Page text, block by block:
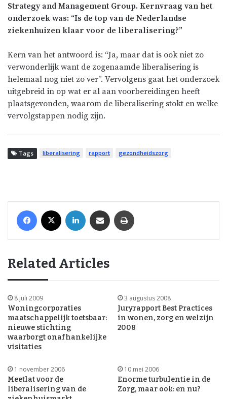
Strategy and Management Group. Kernvraag van het
onderzoek was: “Is de top van de Nederlandse
ziekenhuizen klaar voor de liberalisering?”
Kern van het antwoord is: “Ja, maar dat is ook niet zo
verwonderlijk want de zogenaamde liberalisering is
helemaal nog niet zo ver”. Vervolgens gaat het onderzoek
uitgebreid in op wat er al aan voorbereidingen heeft
plaatsgevonden, waarom de liberalisering stokt en welke
vervolgstappen nodig zijn.
Tags liberalisering rapport gezondheidszorg
Related Articles
8 juli 2009
Woningcorporaties
maatschappelijk toetsbaar:
nieuwe stichting
waarborgt onafhankelijke
visitaties
3 augustus 2008
Juryrapport Best Practices
in wonen, zorg en welzijn
2008
1 november 2006
Meetlat voor de
liberalisering van de
10 mei 2006
Enorme turbulentie in de
Zorg, maar ook: en nu?